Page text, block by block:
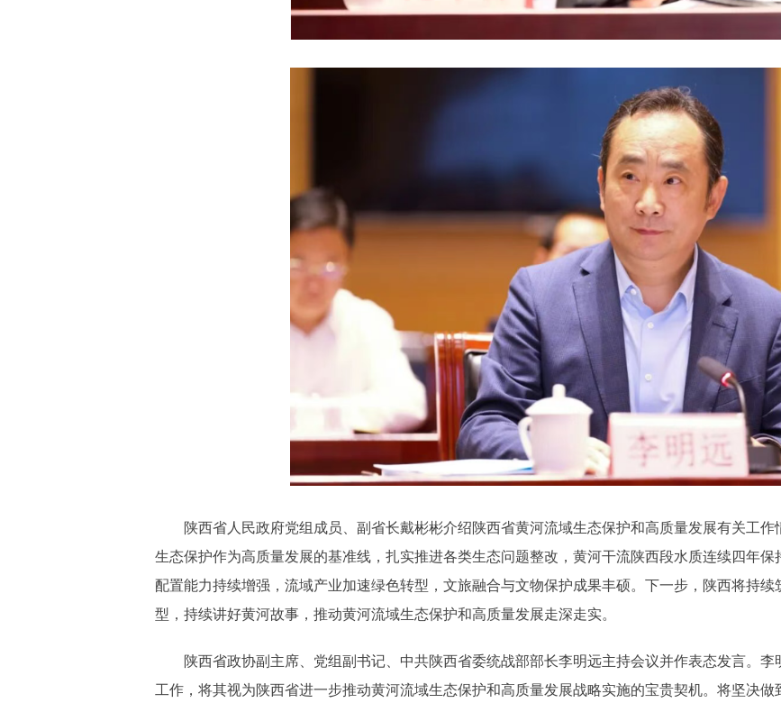
陕西省人民政府党组成员、副省长戴彬彬介绍陕西省黄河流域生态保护和高质量发展有关工
生态保护作为高质量发展的基准线，扎实推进各类生态问题整改，黄河干流陕西段水质连续四年
配置能力持续增强，流域产业加速绿色转型，文旅融合与文物保护成果丰硕。下一步，陕西将持
型，持续讲好黄河故事，推动黄河流域生态保护和高质量发展走深走实。
陕西省政协副主席、党组副书记、中共陕西省委统战部部长李明远主持会议并作表态发言。
工作，将其视为陕西省进一步推动黄河流域生态保护和高质量发展战略实施的宝贵契机。将坚决